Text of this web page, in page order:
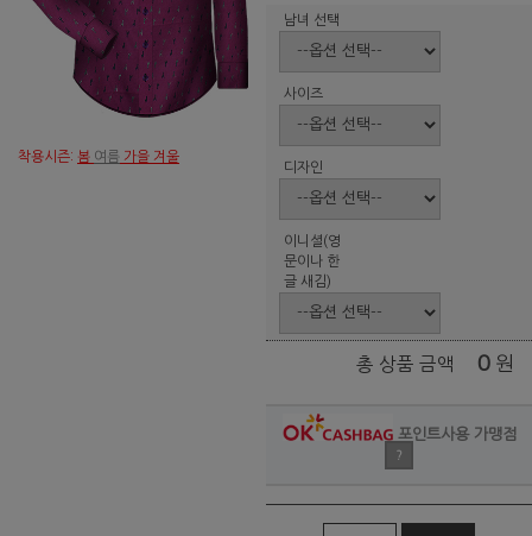
착용시즌: 봄 여름 가을 겨울
남녀 선택
사이즈
디자인
이니셜(영
문이나 한
글 새김)
총 상품 금액 0 원
포인트사용 가맹점
?